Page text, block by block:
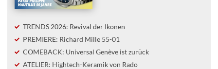
TRENDS 2026: Revival der Ikonen
PREMIERE: Richard Mille 55-01
COMEBACK: Universal Genève ist zurück
ATELIER: Hightech-Keramik von Rado